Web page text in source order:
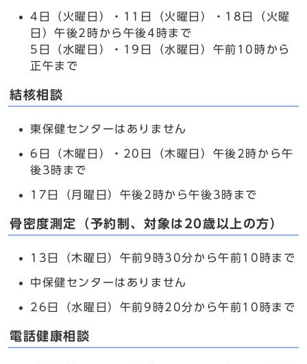
4日（火曜日）・11日（火曜日）・18日（火曜
日）午後2時から午後4時まで
5日（水曜日）・19日（水曜日）午前10時から
正午まで
結核相談
東保健センターはありません
6日（木曜日）・20日（木曜日）午後2時から午
後3時まで
17日（月曜日）午後2時から午後3時まで
骨密度測定（予約制、対象は20歳以上の方）
13日（木曜日）午前9時30分から午前10時まで
中保健センターはありません
26日（水曜日）午前9時20分から午前10時まで
電話健康相談